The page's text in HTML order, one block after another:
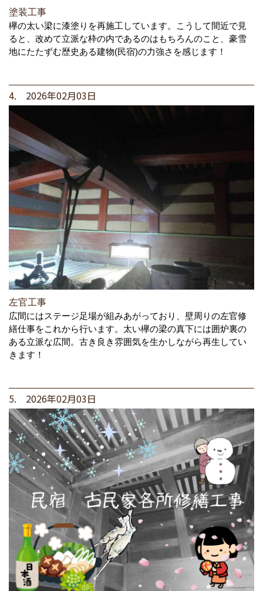
塗装工事
欅の太い梁に漆塗りを再施工しています。こうして間近で見
ると、改めて立派な枠の内であるのはもちろんのこと、豪雪
地にたたずむ歴史ある建物(民宿)の力強さを感じます！
4. 2026年02月03日
左官工事
広間にはステージ足場が組みあがっており、壁周りの左官修
繕仕事をこれから行います。太い欅の梁の真下には囲炉裏の
ある立派な広間。古き良き雰囲気を生かしながら再生してい
きます！
5. 2026年02月03日